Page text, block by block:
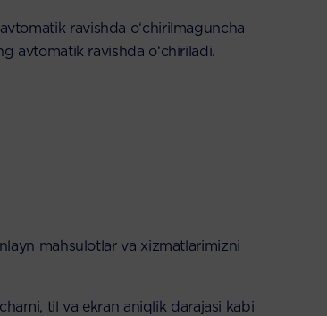
ravishda o‘chirilmaguncha
avtomatik ravishda o‘chiriladi.
mahsulotlar va xizmatlarimizni
til va ekran aniqlik darajasi kabi